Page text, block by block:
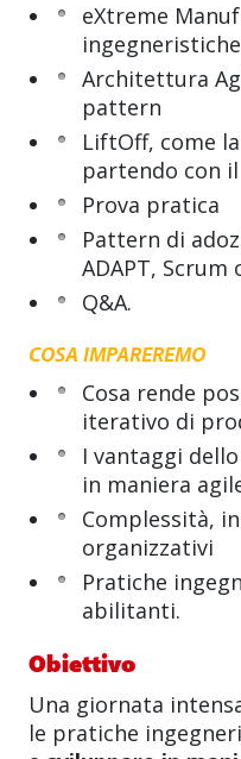
eXtreme
Architettura
pattern
LiftOff, come
partendo con
Prova pratica
Pattern di
ADAPT, Scrum
Q&A.
COSA IMPAREREMO
Cosa rende
iterativo di
I vantaggi
in maniera
Complessità,
organizzativi
Pratiche
abilitanti.
Obiettivo
Una giornata
le pratiche